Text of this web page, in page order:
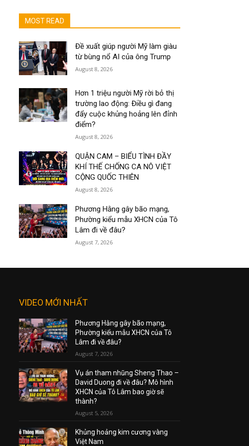
MOST READ
Đề xuất giúp người Mỹ làm giàu
từ bùng nổ AI của ông Trump
August 8, 2026
Hơn 1 triệu người Mỹ rời bỏ thị
trường lao động: Điều gì đang
đẩy cuộc khủng hoảng lên đỉnh
điểm?
August 8, 2026
QUẬN CAM – BIỂU TÌNH ĐẦY
KHÍ THẾ CHỐNG CA NÔ VIỆT
CỘNG QUỐC THIÊN
August 8, 2026
Phương Hằng gây bão mạng,
Phường kiểu mẫu XHCN của Tô
Lâm đi về đâu?
August 7, 2026
VIDEO MỚI NHẤT
Phương Hằng gây bão mạng,
Phường kiểu mẫu XHCN của Tô
Lâm đi về đâu?
August 7, 2026
Vụ án tham nhũng Sheng Thao –
David Duong đi về đâu? Mô hình
XHCN của Tô Lâm bao giờ sẽ
thành?
August 5, 2026
Khủng hoảng kim cương vàng
Việt Nam